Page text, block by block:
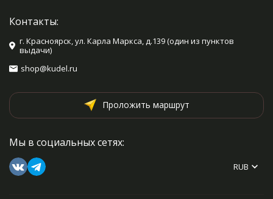
Контакты:
г. Красноярск, ул. Карла Маркса, д.139 (один из пунктов
выдачи)
shop@kudel.ru
Проложить маршрут
Мы в социальных сетях:
RUB